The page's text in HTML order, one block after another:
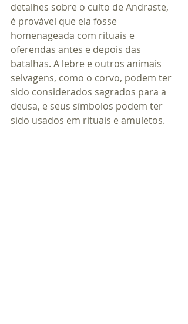
detalhes sobre o culto de Andraste,
é provável que ela fosse
homenageada com rituais e
oferendas antes e depois das
batalhas. A lebre e outros animais
selvagens, como o corvo, podem ter
sido considerados sagrados para a
deusa, e seus símbolos podem ter
sido usados em rituais e amuletos.